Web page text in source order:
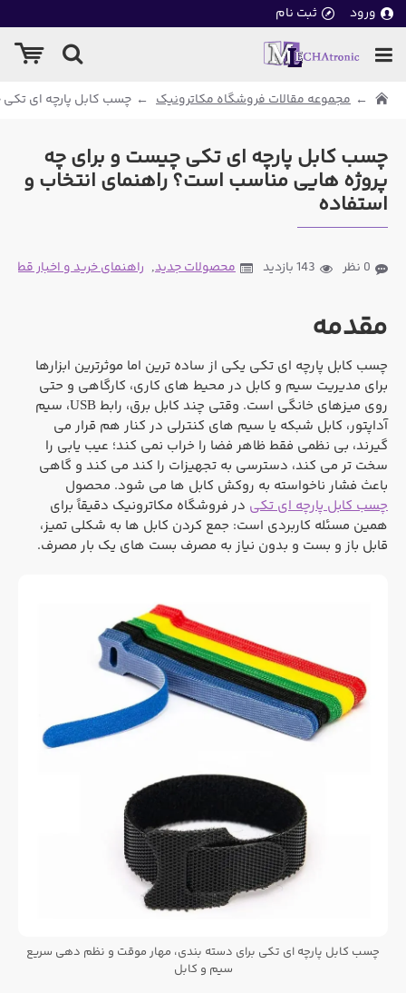
ورود ثبت نام
مجموعه مقالات فروشگاه مکاترونیک چسب کابل پارچه ای
چسب کابل پارچه ای تکی چیست و برای چه
پروژه هایی مناسب است؟ راهنمای انتخاب و
استفاده
0 نظر 143 بازدید محصولات جدید, راهنمای خرید و اخبار
مقدمه
چسب کابل پارچه ای تکی یکی از ساده ترین اما موثرترین ابزارها
برای مدیریت سیم و کابل در محیط های کاری، کارگاهی و حتی
روی میزهای خانگی است. وقتی چند کابل برق، رابط USB، سیم
آداپتور، کابل شبکه یا سیم های کنترلی در کنار هم قرار می
گیرند، بی نظمی فقط ظاهر فضا را خراب نمی کند؛ عیب یابی را
سخت تر می کند، دسترسی به تجهیزات را کند می کند و گاهی
باعث فشار ناخواسته به روکش کابل ها می شود. محصول
چسب کابل پارچه ای تکی در فروشگاه مکاترونیک دقیقاً برای
همین مسئله کاربردی است: جمع کردن کابل ها به شکلی تمیز،
قابل باز و بست و بدون نیاز به مصرف بست های یک بار مصرف.
چسب کابل پارچه ای تکی برای دسته بندی، مهار موقت و نظم دهی سریع
سیم و کابل